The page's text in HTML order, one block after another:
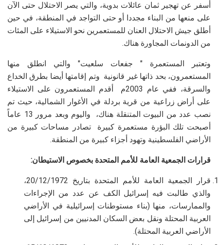
أسفر عن تهجير ثمان عائلات بدوية، والتي يصر الاحتلال حتى الآن
على منعها من البناء مجددا أو حتى التواجد في المنطقة، في حين
أطلق جيش الاحتلال العنان للمستعمرين نحو الاستيلاء على المئات
من الدونمات المجاورة هناك.
وتعتبر المستعمرة " جفعات سلعيت" والتي انطلق منها
المستعمرون، بحد ذاتها غير قانونية وتم إقامتها أيضا بطرق الخداع
والسرقة، ففي عام 2003م أقدم المستعمرون على الاستيلاء
على أراض زراعية من قرية بردلة في الأغوار الشمالية، حيث تم
نصب عدد من البيوت المتنقلة هناك، واليوم وبعد مرور 13 عاماً
أصبحت تلك البؤرة مستعمرة كبيرة تصادر مساحات كبيرة من
الأراضي الفلسطينية وتهود أجزاء كبيرة من المنطقة.
قرارات الجمعية العامة للأمم المتحدة بخصوص الاستيطان:
قرار الجمعية العامة للأمم المتحدة بتاريخ 20/12/1972،
والذي طالبت فيه إسرائيل الكف عن عدد من الإجراءات
والممارسات، منها (بناء مستوطنات إسرائيلية في الأراضي
العربية المحتلة ونقل بعض السكان المدنيين من إسرائيل إلى
الأراضي العربية المحتلة).